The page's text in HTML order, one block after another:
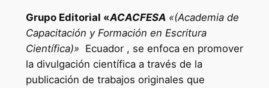
Grupo Editorial «ACACFESA «(Academia de
Capacitación y Formación en Escritura
Científica)» Ecuador , se enfoca en promover
la divulgación científica a través de la
publicación de trabajos originales que